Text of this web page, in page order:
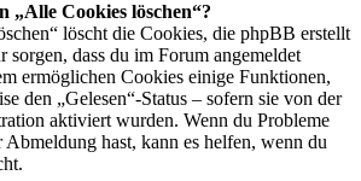
„Alle Cookies löschen“?
löscht die Cookies, die phpBB erstellt
sorgen, dass du im Forum angemeldet
ermöglichen Cookies einige Funktionen,
den „Gelesen“-Status – sofern sie von der
aktiviert wurden. Wenn du Probleme
hast, kann es helfen, wenn du